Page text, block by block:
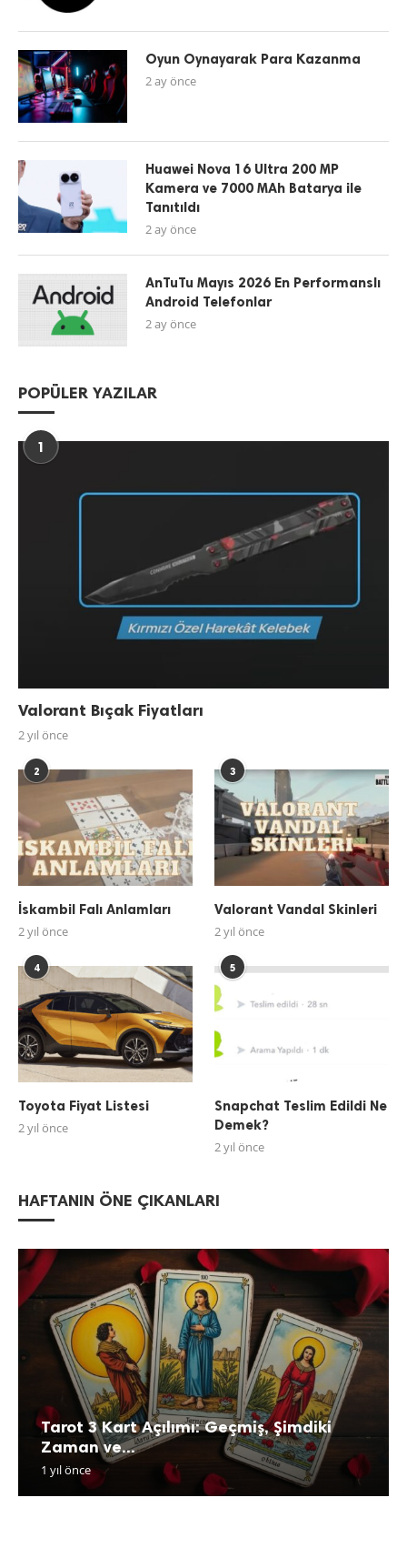
Oyun Oynayarak Para Kazanma
2 ay önce
Huawei Nova 16 Ultra 200 MP
Kamera ve 7000 MAh Batarya ile
Tanıtıldı
2 ay önce
AnTuTu Mayıs 2026 En Performanslı
Android Telefonlar
2 ay önce
POPÜLER YAZILAR
1
Valorant Bıçak Fiyatları
2 yıl önce
2
İskambil Falı Anlamları
2 yıl önce
3
Valorant Vandal Skinleri
2 yıl önce
4
Toyota Fiyat Listesi
2 yıl önce
5
Snapchat Teslim Edildi Ne
Demek?
2 yıl önce
HAFTANIN ÖNE ÇIKANLARI
Tarot 3 Kart Açılımı: Geçmiş, Şimdiki
Zaman ve...
1 yıl önce